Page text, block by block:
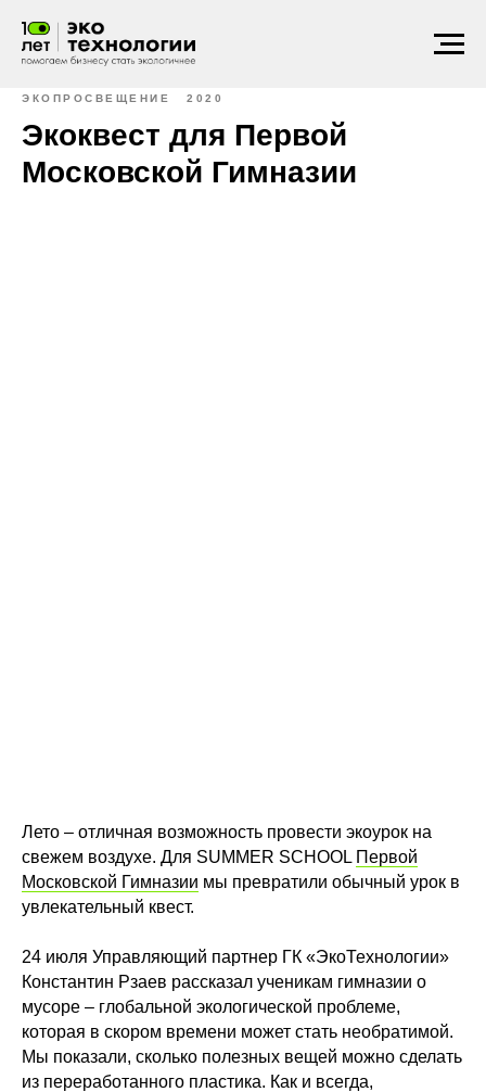
ЭКОПРОСВЕЩЕНИЕ 2020
Экоквест для Первой
Московской Гимназии
Лето – отличная возможность провести экоурок на
свежем воздухе. Для SUMMER SCHOOL Первой
Московской Гимназии мы превратили обычный урок в
увлекательный квест.
24 июля Управляющий партнер ГК «ЭкоТехнологии»
Константин Рзаев рассказал ученикам гимназии о
мусоре – глобальной экологической проблеме,
которая в скором времени может стать необратимой.
Мы показали, сколько полезных вещей можно сделать
из переработанного пластика. Как и всегда,